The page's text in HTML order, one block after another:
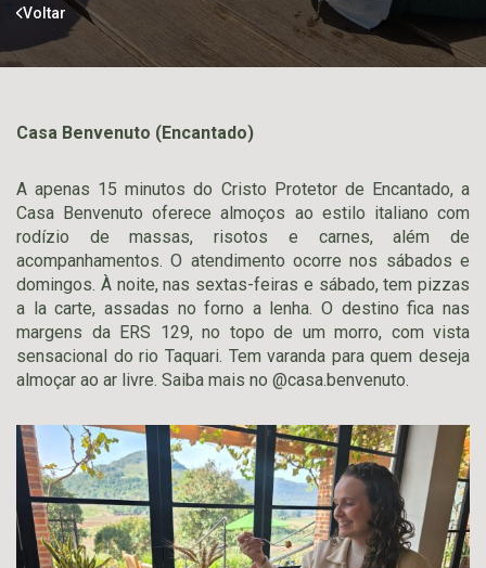
Voltar
Casa Benvenuto (Encantado)
A apenas 15 minutos do Cristo Protetor de Encantado, a
Casa Benvenuto oferece almoços ao estilo italiano com
rodízio de massas, risotos e carnes, além de
acompanhamentos. O atendimento ocorre nos sábados e
domingos. À noite, nas sextas-feiras e sábado, tem pizzas
a la carte, assadas no forno a lenha. O destino fica nas
margens da ERS 129, no topo de um morro, com vista
sensacional do rio Taquari. Tem varanda para quem deseja
almoçar ao ar livre. Saiba mais no @casa.benvenuto.